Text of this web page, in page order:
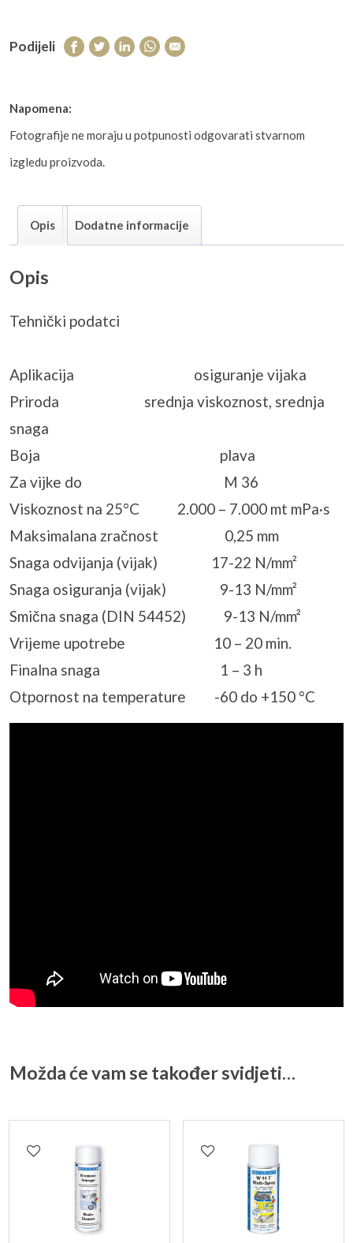
Podijeli
Napomena:
Fotografije ne moraju u potpunosti odgovarati stvarnom
izgledu proizvoda.
Opis Dodatne informacije
Opis
Tehnički podatci
Aplikacija osiguranje vijaka
Priroda srednja viskoznost, srednja
snaga
Boja plava
Za vijke do M 36
Viskoznost na 25°C 2.000 – 7.000 mt mPa·s
Maksimalana zračnost 0,25 mm
Snaga odvijanja (vijak) 17-22 N/mm²
Snaga osiguranja (vijak) 9-13 N/mm²
Smična snaga (DIN 54452) 9-13 N/mm²
Vrijeme upotrebe 10 – 20 min.
Finalna snaga 1 – 3 h
Otpornost na temperature -60 do +150 °C
Možda će vam se također svidjeti…